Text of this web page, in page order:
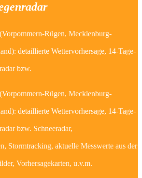
Rügen, Mecklenburg-
detaillierte Wettervorhersage, 14-Tage-
bzw.
Rügen, Mecklenburg-
detaillierte Wettervorhersage, 14-Tage-
bzw. Schneeradar,
Stormtracking, aktuelle Messwerte aus der
Vorhersagekarten, u.v.m.